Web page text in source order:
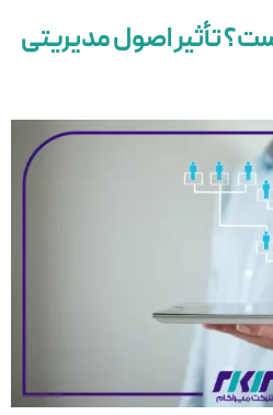
تأثیر اصول مدیریتی